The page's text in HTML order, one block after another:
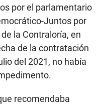
por el parlamentario
Juntos por
la Contraloría, en
de la contratación
del 2021, no había
recomendaba